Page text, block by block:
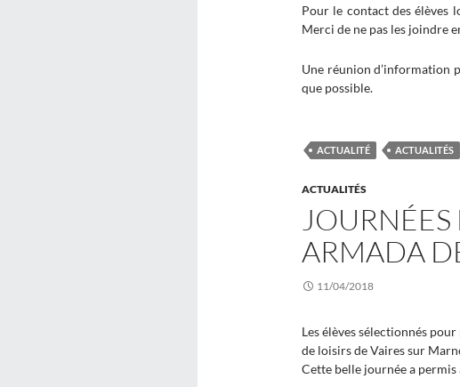
Pour le contact des élèves
Merci de ne pas les joindre
Une réunion d’information
que possible.
ACTUALITÉ ACTUALITÉS
ACTUALITÉS
ARMADA
11/04/2018
Les élèves sélectionnés
de loisirs de Vaires sur
Cette belle journée a permis